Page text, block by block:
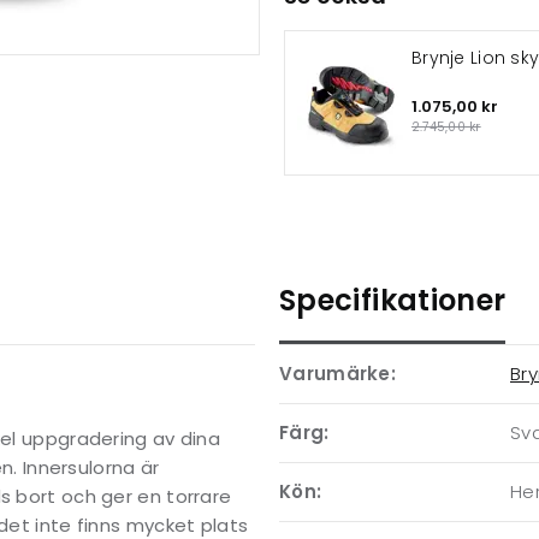
Brynje Lion
1.075,00 kr
2.745,00 kr
uppgradering av dina
Innersulorna är
bort och ger en torrare
inte finns mycket plats
Specifikationer
Varumärke:
Färg:
Kön: